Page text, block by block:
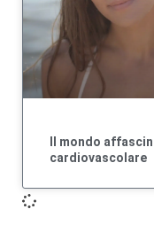
Il mondo
cardiovascolare